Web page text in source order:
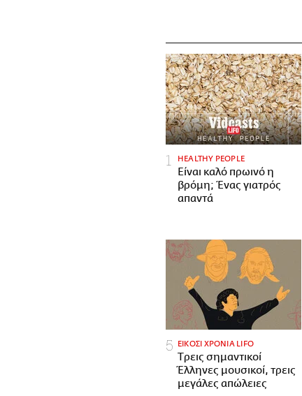
HEALTHY PEOPLE
Είναι καλό πρωινό η
βρόμη; Ένας γιατρός
απαντά
ΕΙΚΟΣΙ ΧΡΟΝΙΑ LIFO
Tρεις σημαντικοί
Έλληνες μουσικοί, τρεις
μεγάλες απώλειες